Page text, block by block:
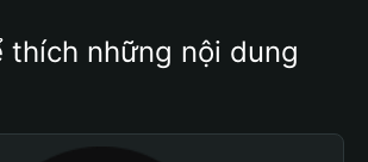
thích những nội dung